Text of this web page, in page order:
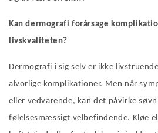
Kan dermografi forårsage
livskvaliteten?
Dermografi i sig selv er ikke
alvorlige komplikationer. Men når
eller vedvarende, kan det påvirke
følelsesmæssigt velbefindende. Kløe